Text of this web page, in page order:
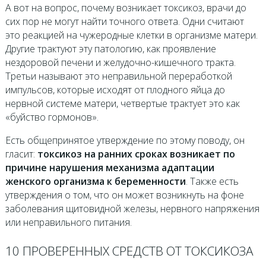
А вот на вопрос, почему возникает токсикоз, врачи до
сих пор не могут найти точного ответа. Одни считают
это реакцией на чужеродные клетки в организме матери.
Другие трактуют эту патологию, как проявление
нездоровой печени и желудочно-кишечного тракта.
Третьи называют это неправильной переработкой
импульсов, которые исходят от плодного яйца до
нервной системе матери, четвертые трактует это как
«буйство гормонов».
Есть общепринятое утверждение по этому поводу, он
гласит: токсикоз на ранних сроках возникает по
причине нарушения механизма адаптации
женского организма к беременности. Также есть
утверждения о том, что он может возникнуть на фоне
заболевания щитовидной железы, нервного напряжения
или неправильного питания.
10 ПРОВЕРЕННЫХ СРЕДСТВ ОТ ТОКСИКОЗА